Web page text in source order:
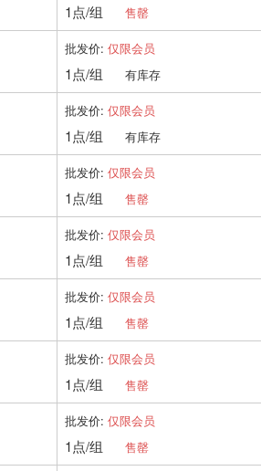
1点/组 售罄
批发价: 仅限会员
1点/组 有库存
批发价: 仅限会员
1点/组 有库存
批发价: 仅限会员
1点/组 售罄
批发价: 仅限会员
1点/组 售罄
批发价: 仅限会员
1点/组 售罄
批发价: 仅限会员
1点/组 售罄
批发价: 仅限会员
1点/组 售罄